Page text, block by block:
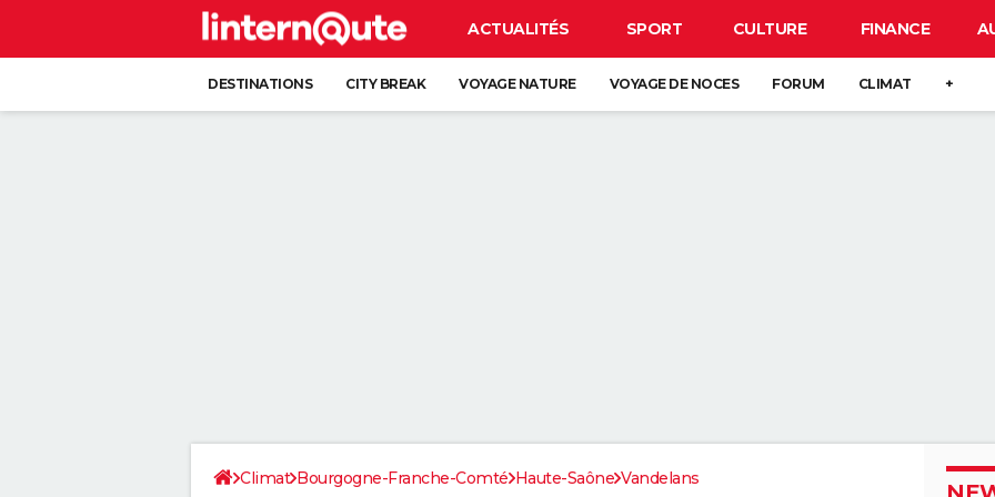
ACTUALITÉS SPORT CULTURE FINANCE
DESTINATIONS CITY BREAK VOYAGE NATURE VOYAGE DE NOCES FORUM CLIMAT +
Climat Bourgogne-Franche-Comté Haute-Saône Vandelans